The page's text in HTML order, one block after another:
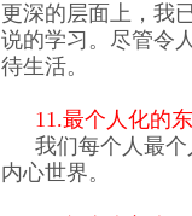
更深的层面上，我
说的学习。尽管令
待生活。
11.最个人化的
我们每个人最
内心世界。